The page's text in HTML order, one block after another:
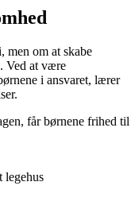
men om at skabe
Ved at være
i ansvaret, lærer
får børnene frihed til
legehus